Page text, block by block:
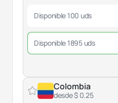
Disponible 100 uds
Disponible 1895 uds
Colombia
desde $ 0.25